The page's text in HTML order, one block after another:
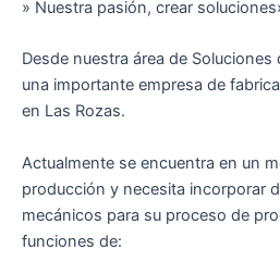
» Nuestra pasión, crear
Desde nuestra área de Soluciones
una importante empresa de
en Las Rozas.
Actualmente se encuentra en un
producción y necesita incorporar
mecánicos para su proceso de
funciones de: